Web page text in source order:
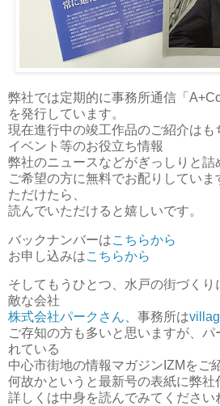
弊社では定期的に事務所通信「
を発行しています。
現在進行中の竣工作品のご紹介は
イベント等のお役立ち情報
弊社のニュースなどがぎっしりと詰
ご希望の方に無料でお配りしてい
ただけたら、
読んでいただけると嬉しいです。
バックナンバーはこちらから
お申し込みはこちらから
そしてもうひとつ、水戸の街づく
敵な会社
株式会社パークさん 、事務所は
ご存知の方も多いと思いますが、パ
れている
中心市街地の情報マガジンIZMをご
何故かというと最新号の表紙に弊社
詳しくは中身を読んでみてください